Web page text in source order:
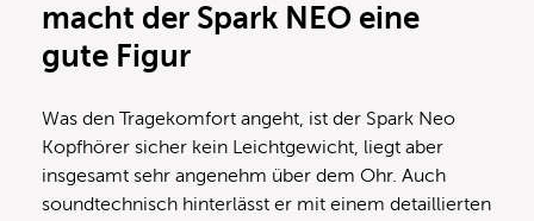
macht der Spark NEO eine
gute Figur
Was den Tragekomfort angeht, ist der Spark Neo
Kopfhörer sicher kein Leichtgewicht, liegt aber
insgesamt sehr angenehm über dem Ohr. Auch
soundtechnisch hinterlässt er mit einem detaillierten